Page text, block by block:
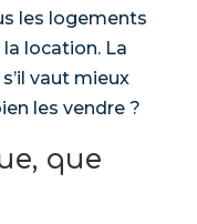
les logements
location. La
vaut mieux
les vendre ?
que